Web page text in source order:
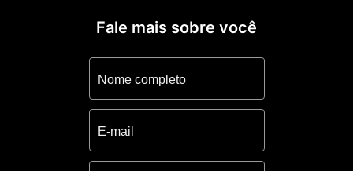
70% dos terrenos estão à beira do lago
construir a casa dos seus sonhos.
Lazer e Comodidade:
Um empreendimento com 23.300m² em
Fale mais sobre você